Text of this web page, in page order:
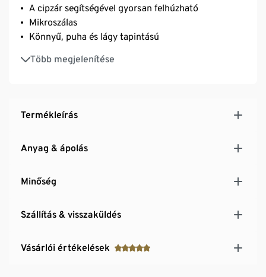
A cipzár segítségével gyorsan felhúzható
Mikroszálas
Könnyű, puha és lágy tapintású
Több megjelenítése
Gyorsan szárad és nem igényel vasalást
Termékleírás
Anyag & ápolás
Minőség
Szállítás & visszaküldés
Vásárlói értékelések